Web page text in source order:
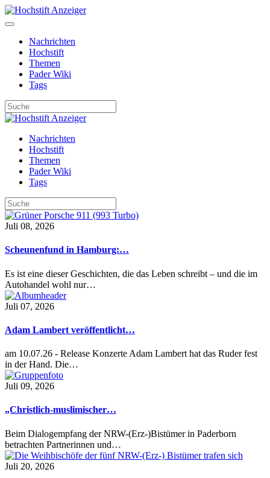
Nachrichten
Hochstift
Themen
Pader Wiki
Tags
Nachrichten
Hochstift
Themen
Pader Wiki
Tags
Juli 08, 2026
Scheunenfund in Hamburg:…
Es ist eine dieser Geschichten, die das Leben schreibt – und die im
Autohandel wohl nur…
Juli 07, 2026
Adam Lambert veröffentlicht…
am 10.07.26 - Release Konzerte Adam Lambert hat das Ruder fest
in der Hand. Die…
Juli 09, 2026
„Christlich-muslimischer…
Beim Dialogempfang der NRW-(Erz-)Bistümer in Paderborn
betrachten Partnerinnen und…
Juli 20, 2026